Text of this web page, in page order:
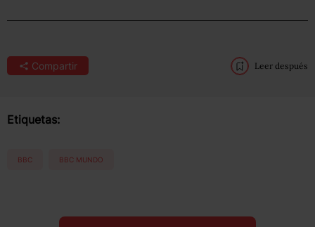
Compartir Leer después
Etiquetas:
BBC BBC MUNDO